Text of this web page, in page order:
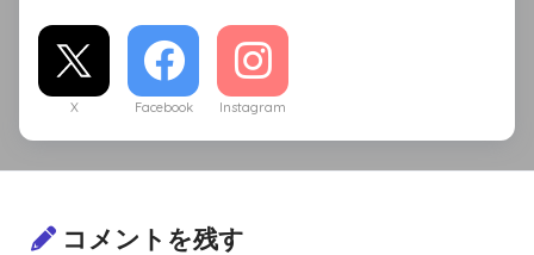
X Facebook Instagram
コメントを残す